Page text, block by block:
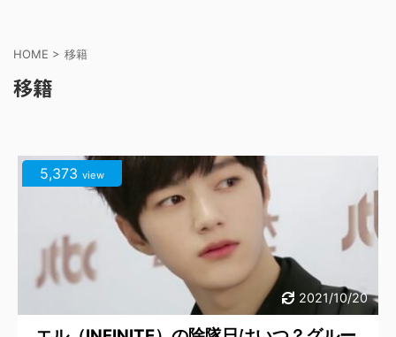
HOME > 移籍
移籍
2021/10/20
5,373 view